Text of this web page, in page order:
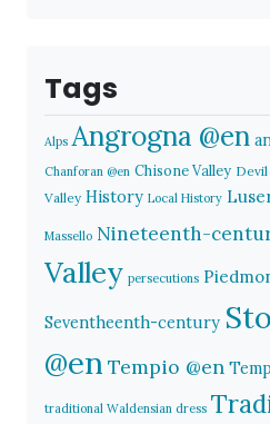
Tags
Alps Angrogna @en
Chanforan @en Chisone Valley Devil
Valley History Local History
Massello Nineteenth-
Valley persecutions
Seventheenth-century
@en Tempio @en
traditional Waldensian dress